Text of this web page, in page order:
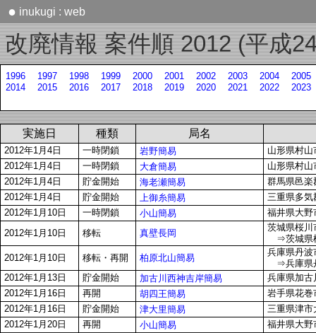
● inukugi : web
改廃情報 案件順 2012 (平成
1996 1997 1998 1999 2000 2001 2002 2003 2004
2005
2014
2015 2016 2017 2018 2019 2020 2021 2022 2023
実施日 種類 局名
2012年1月4日 一時閉鎖 岩野簡易
山形県村山
2012年1月4日
一時閉鎖 大倉簡易
山形県村山
2012年1月4日
貯金開始 海老瀬簡易
群馬県邑楽
2012年1月4日
貯金開始 上御糸簡易
三重県多気
2012年1月10日
一時閉鎖 小山簡易
福井県大野
2012年1月10日
移転 真壁長岡
茨城県桜川
⇒茨城県
2012年1月10日
移転・再開 柏原北山簡易
兵庫県丹波
⇒兵庫県
2012年1月13日
貯金開始 加古川西神吉岸簡易
兵庫県加古
2012年1月16日
再開 胡四王簡易
岩手県花巻
2012年1月16日
貯金開始 津大里簡易
三重県津市
2012年1月20日
再開 小山簡易
福井県大野